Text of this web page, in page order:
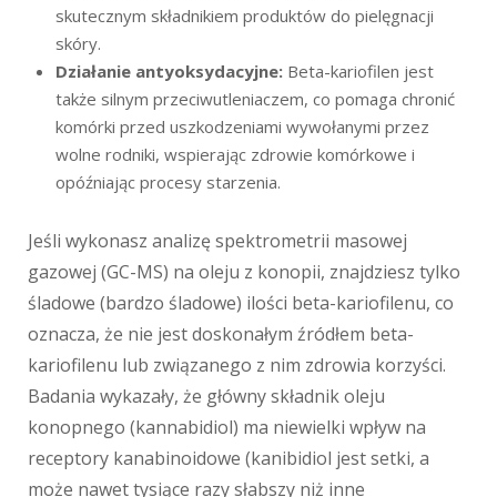
skutecznym składnikiem produktów do pielęgnacji
skóry.
Działanie antyoksydacyjne: Beta-kariofilen jest
także silnym przeciwutleniaczem, co pomaga chronić
komórki przed uszkodzeniami wywołanymi przez
wolne rodniki, wspierając zdrowie komórkowe i
opóźniając procesy starzenia.
Jeśli wykonasz analizę spektrometrii masowej
gazowej (GC-MS) na oleju z konopii, znajdziesz tylko
śladowe (bardzo śladowe) ilości beta-kariofilenu, co
oznacza, że ​​nie jest doskonałym źródłem beta-
kariofilenu lub związanego z nim zdrowia korzyści.
Badania wykazały, że główny składnik oleju
konopnego (kannabidiol) ma niewielki wpływ na
receptory kanabinoidowe (kanibidiol jest setki, a
może nawet tysiące razy słabszy niż inne